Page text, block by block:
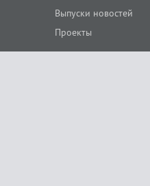
Выпуски новостей
Проекты